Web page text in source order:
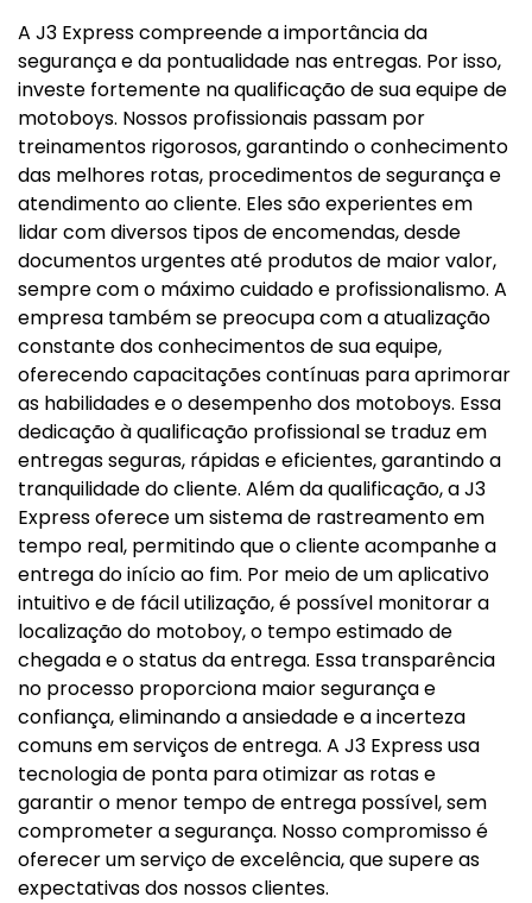
A J3 Express compreende a importância da
segurança e da pontualidade nas entregas. Por isso,
investe fortemente na qualificação de sua equipe de
motoboys. Nossos profissionais passam por
treinamentos rigorosos, garantindo o conhecimento
das melhores rotas, procedimentos de segurança e
atendimento ao cliente. Eles são experientes em
lidar com diversos tipos de encomendas, desde
documentos urgentes até produtos de maior valor,
sempre com o máximo cuidado e profissionalismo. A
empresa também se preocupa com a atualização
constante dos conhecimentos de sua equipe,
oferecendo capacitações contínuas para aprimorar
as habilidades e o desempenho dos motoboys. Essa
dedicação à qualificação profissional se traduz em
entregas seguras, rápidas e eficientes, garantindo a
tranquilidade do cliente. Além da qualificação, a J3
Express oferece um sistema de rastreamento em
tempo real, permitindo que o cliente acompanhe a
entrega do início ao fim. Por meio de um aplicativo
intuitivo e de fácil utilização, é possível monitorar a
localização do motoboy, o tempo estimado de
chegada e o status da entrega. Essa transparência
no processo proporciona maior segurança e
confiança, eliminando a ansiedade e a incerteza
comuns em serviços de entrega. A J3 Express usa
tecnologia de ponta para otimizar as rotas e
garantir o menor tempo de entrega possível, sem
comprometer a segurança. Nosso compromisso é
oferecer um serviço de excelência, que supere as
expectativas dos nossos clientes.